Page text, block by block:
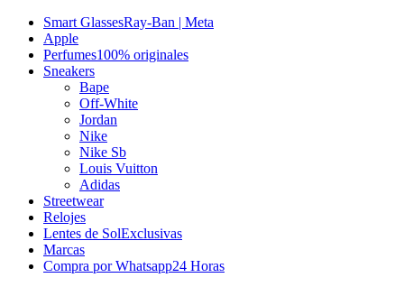
Smart GlassesRay-Ban | Meta
Apple
Perfumes100% originales
Sneakers
Bape
Off-White
Jordan
Nike
Nike Sb
Louis Vuitton
Adidas
Streetwear
Relojes
Lentes de SolExclusivas
Marcas
Compra por Whatsapp24 Horas